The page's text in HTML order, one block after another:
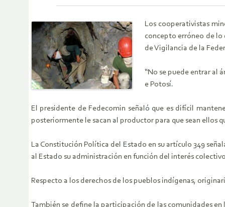
Los cooperativistas
concepto erróneo de lo
de Vigilancia de la
“No se puede entrar al
e Potosí.
El presidente de Fedecomin señaló que es difícil
posteriormente le sacan al productor para que sean ellos
La Constitución Política del Estado en su artículo 349
al Estado su administración en función del interés
Respecto a los derechos de los pueblos indígenas,
También se define la participación de las comunidades en